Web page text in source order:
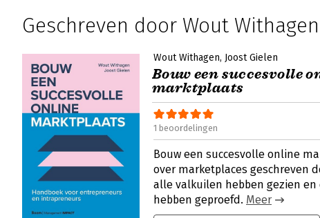
Geschreven door Wout Withagen
Wout Withagen Joost Gielen
Bouw een succesvolle
marktplaats
1 beoordelingen
Bouw een succesvolle online
over marketplaces geschreven
alle valkuilen hebben gezien en
hebben geproefd. Meer